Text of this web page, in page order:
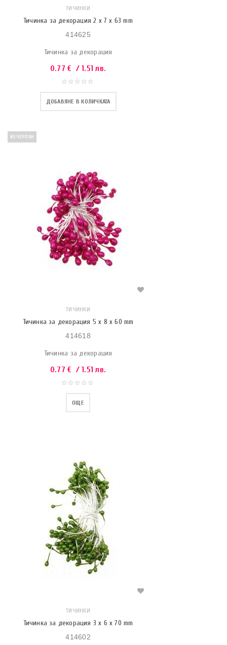
ТИЧИНКИ
Тичинка за декорация 2 x 7 x 63 mm
414625
Тичинка за декорация
0.77€ / 1.51 лв.
ДОБАВЯНЕ В КОЛИЧКАТА
ИЗЧЕРПАН
ТИЧИНКИ
Тичинка за декорация 5 x 8 x 60 mm
414618
Тичинка за декорация
0.77€ / 1.51 лв.
ОЩЕ
ТИЧИНКИ
Тичинка за декорация 3 x 6 x 70 mm
414602